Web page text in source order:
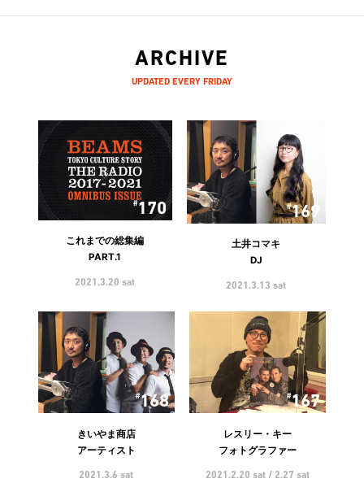
ARCHIVE
UPDATED EVERY FRIDAY
170
これまでの総集編
PART.1
2021.3.20 sat
169
土井コマキ
DJ
2021.3.13 sat
168
きいやま商店
アーティスト
2021.3.6 sat
167
レスリー・キー
フォトグラファー
2021.2.20 sat / 2.27 sat